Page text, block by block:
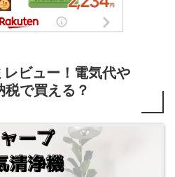
ビュー！電気代や
で買える？